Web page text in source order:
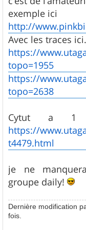
exemple ici
http://
Avec les traces
https://
topo=1955
https://
topo=2638
Cytut a 1
https://
t4479.html
je ne
groupe daily!
Dernière modification
fois.